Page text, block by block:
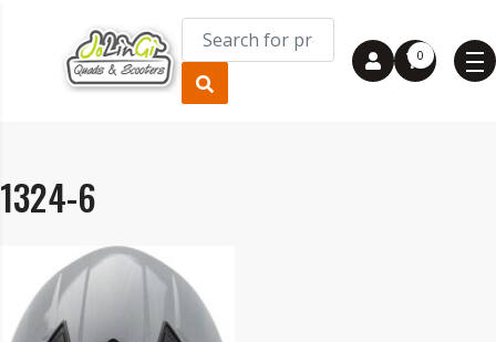
0
1324-6